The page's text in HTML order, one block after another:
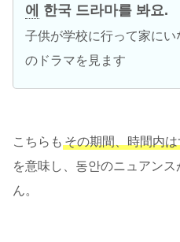
에
한국 드라마를 봐요.
子供が学校に行って家にい
のドラマを見ます
こちらも その期間、時間内
を意味し、동안のニュアン
ん。